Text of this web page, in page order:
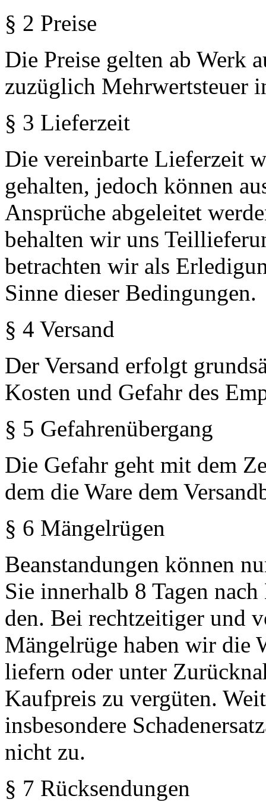
§ 2 Preise
Die Preise gelten ab Werk
zuzüglich Mehrwertsteuer
§ 3 Lieferzeit
Die vereinbarte Lieferzeit
gehalten, jedoch können
Ansprüche abgeleitet
behalten wir uns
betrachten wir als
Sinne dieser Bedingungen.
§ 4 Versand
Der Versand erfolgt
Kosten und Gefahr des
§ 5 Gefahrenübergang
Die Gefahr geht mit dem
dem die Ware dem
§ 6 Mängelrügen
Beanstandungen können
Sie innerhalb 8 Tagen
den. Bei rechtzeitiger und
Mängelrüge haben wir die
liefern oder unter
Kaufpreis zu vergüten.
insbesondere
nicht zu.
§ 7 Rücksendungen